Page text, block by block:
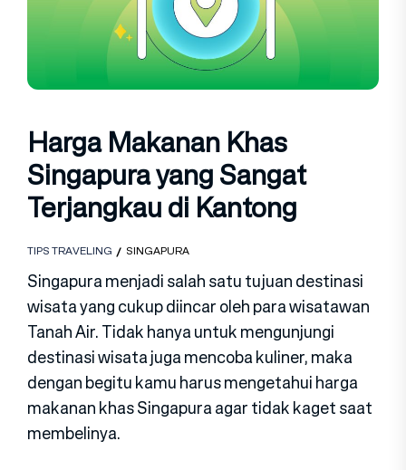
Harga Makanan Khas
Singapura yang Sangat
Terjangkau di Kantong
TIPS TRAVELING SINGAPURA
Singapura menjadi salah satu tujuan destinasi
wisata yang cukup diincar oleh para wisatawan
Tanah Air. Tidak hanya untuk mengunjungi
destinasi wisata juga mencoba kuliner, maka
dengan begitu kamu harus mengetahui harga
makanan khas Singapura agar tidak kaget saat
membelinya.